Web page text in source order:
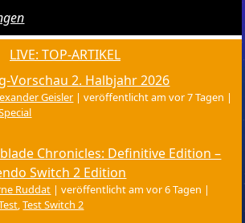
LIVE: TOP-ARTIKEL
Vorschau 2. Halbjahr 2026
Geisler |veröffentlicht am vor 7 Tagen |
Chronicles: Definitive Edition –
Switch 2 Edition
Ruddat |veröffentlicht am vor 6 Tagen |
,Test Switch 2